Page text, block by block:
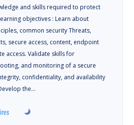
and skills required to protect
objectives : Learn about
common security Threats,
secure access, content, endpoint
access. Validate skills for
and monitoring of a secure
confidentiality, and availability
the…